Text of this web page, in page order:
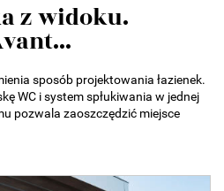
z widoku.
sposób projektowania łazienek.
WC i system spłukiwania w jednej
pozwala zaoszczędzić miejsce